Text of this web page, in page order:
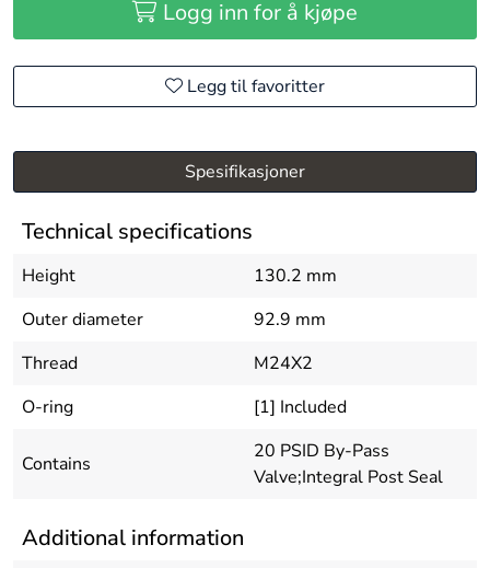
Logg inn for å kjøpe
Legg til favoritter
Spesifikasjoner
Technical specifications
Height
130.2 mm
Outer diameter
92.9 mm
Thread
M24X2
O-ring
[1] Included
Contains
20 PSID By-Pass
Valve;Integral Post Seal
Additional information